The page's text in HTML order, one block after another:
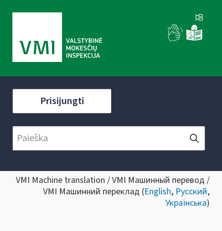
Prisijungti
VMI Machine translation / VMI Машинный перевод /
VMI Машинний переклад (English, Русский,
Українська)